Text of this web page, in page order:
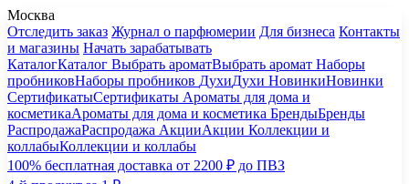
Москва
Отследить заказ Журнал о парфюмерии Для бизнеса Контакты
и магазины Начать зарабатывать
КаталогКаталог Выбрать ароматВыбрать аромат Наборы
пробниковНаборы пробников ДухиДухи НовинкиНовинки
СертификатыСертификаты Ароматы для дома и
косметикаАроматы для дома и косметика БрендыБренды
РаспродажаРаспродажа АкцииАкции Коллекции и
коллабыКоллекции и коллабы
100% бесплатная доставка от 2200 ₽ до ПВЗ